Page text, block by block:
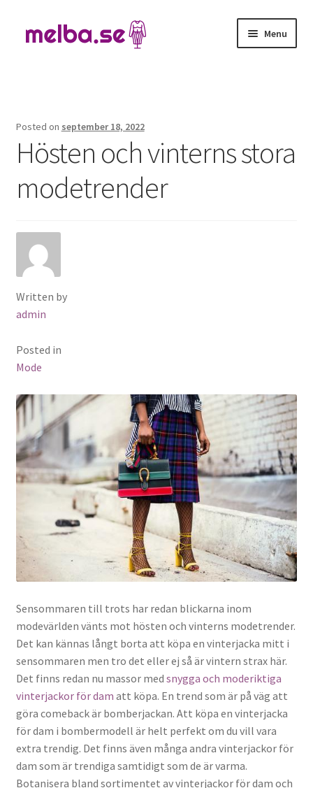
to
to
Menu
Posted on september 18, 2022
Hösten och vinterns stora
modetrender
Written by
admin
Posted in
Mode
Sensommaren till trots har redan blickarna inom
modevärlden vänts mot hösten och vinterns modetrender.
Det kan kännas långt borta att köpa en vinterjacka mitt i
sensommaren men tro det eller ej så är vintern strax här.
Det finns redan nu massor med snygga och moderiktiga
vinterjackor för dam att köpa. En trend som är på väg att
göra comeback är bomberjackan. Att köpa en vinterjacka
för dam i bombermodell är helt perfekt om du vill vara
extra trendig. Det finns även många andra vinterjackor för
dam som är trendiga samtidigt som de är varma.
Botanisera bland sortimentet av vinterjackor för dam och